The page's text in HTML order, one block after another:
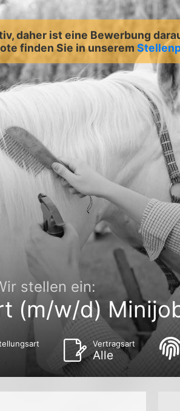
daher ist eine Bewerbung
finden Sie in unserem
stellen ein:
(m/w/d)
Vertragsart
Alle